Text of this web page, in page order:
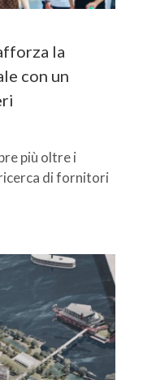
la
con un
più oltre i
di fornitori